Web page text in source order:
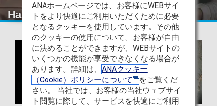
Hair&Make EARTH ご利用
ANAホームページでは、お客様にWEBサイ
トをより快適にご利用いただくために必要
となるクッキーを使用しています。その他
のクッキーの使用について、お客様が自由
に決めることができますが、WEBサイトの
いくつかの機能が享受できなくなる場合が
あります。詳細は、 ANAクッキー
（Cookie）ポリシーについて
をご覧くだ
さい。 当社では、お客様の当社ウェブサイ
ト閲覧に際して、サービスを快適にご利用